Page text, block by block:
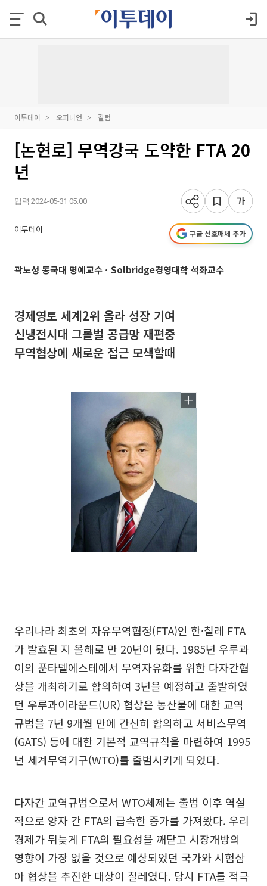
이투데이 오피니언 칼럼
[논현로] 무역강국 도약한 FTA 20
년
입력 2024-05-31 05:00
이투데이 구글 선호매체 추가
곽노성 동국대 명예교수ㆍSolbridge경영대학 석좌교수
경제영토 세계2위 올라 성장 기여
신냉전시대 그롤벌 공급망 재편중
무역협상에 새로운 접근 모색할때
우리나라 최초의 자유무역협정(FTA)인 한·칠레 FTA
가 발효된 지 올해로 만 20년이 됐다. 1985년 우루과
이의 푼타델에스테에서 무역자유화를 위한 다자간협
상을 개최하기로 합의하여 3년을 예정하고 출발하였
던 우루과이라운드(UR) 협상은 농산물에 대한 교역
규범을 7년 9개월 만에 간신히 합의하고 서비스무역
(GATS) 등에 대한 기본적 교역규칙을 마련하여 1995
년 세계무역기구(WTO)를 출범시키게 되었다.
다자간 교역규범으로서 WTO체제는 출범 이후 역설
적으로 양자 간 FTA의 급속한 증가를 가져왔다. 우리
경제가 뒤늦게 FTA의 필요성을 깨닫고 시장개방의
영향이 가장 없을 것으로 예상되었던 국가와 시험삼
아 협상을 추진한 대상이 칠레였다. 당시 FTA를 적극